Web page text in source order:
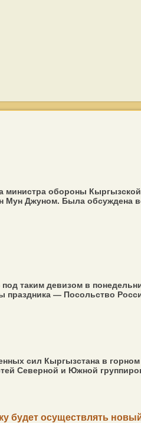
министра обороны
Мун Джуном. Была обсуждена
таким девизом в
праздника — Посольство
сил Кыргызстана в
Северной и Южной
будет осуществлять